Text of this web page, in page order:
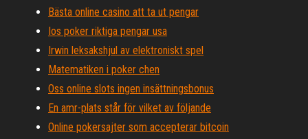
Bästa online casino att ta ut pengar
Ios poker riktiga pengar usa
Irwin leksakshjul av elektroniskt spel
Matematiken i poker chen
Oss online slots ingen insättningsbonus
En amr-plats står för vilket av följande
Online pokersajter som accepterar bitcoin